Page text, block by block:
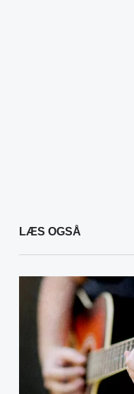
LÆS OGSÅ